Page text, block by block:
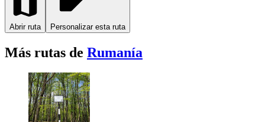
Abrir ruta Personalizar esta ruta
Más rutas de Rumanía